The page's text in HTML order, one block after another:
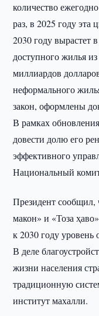
количество
раз, в 2025 году эта
2030 году вырастет
доступного жилья
миллиардов
неформального
закон, оформлены
В рамках
довести долю его
эффективного
Национальный
Президент
макон» и «Тоза
к 2030 году уровень
В деле
жизни населения
традиционную
институт махалли.